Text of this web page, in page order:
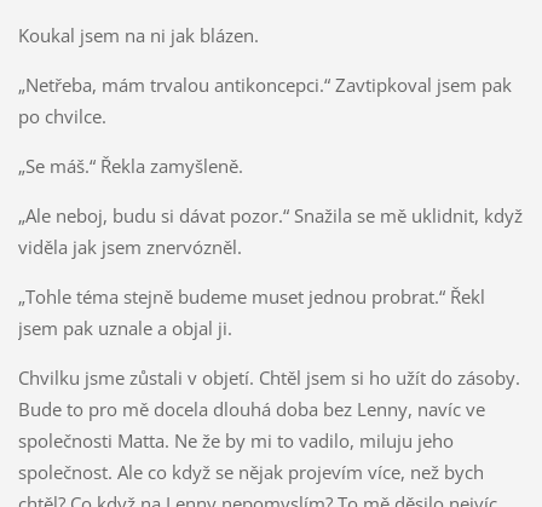
Koukal jsem na ni jak blázen.
„Netřeba, mám trvalou antikoncepci.“ Zavtipkoval jsem pak
po chvilce.
„Se máš.“ Řekla zamyšleně.
„Ale neboj, budu si dávat pozor.“ Snažila se mě uklidnit, když
viděla jak jsem znervózněl.
„Tohle téma stejně budeme muset jednou probrat.“ Řekl
jsem pak uznale a objal ji.
Chvilku jsme zůstali v objetí. Chtěl jsem si ho užít do zásoby.
Bude to pro mě docela dlouhá doba bez Lenny, navíc ve
společnosti Matta. Ne že by mi to vadilo, miluju jeho
společnost. Ale co když se nějak projevím více, než bych